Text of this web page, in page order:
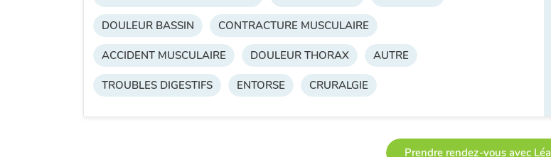
DOULEUR BASSIN CONTRACTURE MUSCULAIRE
ACCIDENT MUSCULAIRE DOULEUR THORAX AUTRE
TROUBLES DIGESTIFS ENTORSE CRURALGIE
Prendre rendez-vous avec Léa